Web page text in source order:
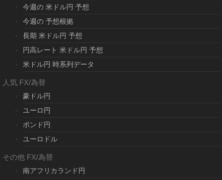
今週の 米ドル円 予想
今週の 予想根拠
長期 米ドル円 予想
円高レート 米ドル円 予想
米ドル円 時系列データ
人気 FX/為替
豪ドル円
ユーロ円
ポンド円
ユーロドル
その他 FX/為替
南アフリカランド円